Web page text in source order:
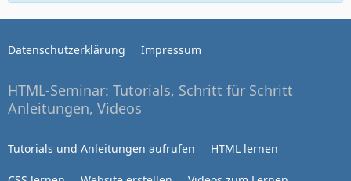
Datenschutzerklärung Impressum
HTML-Seminar: Tutorials, Schritt für Schritt
Anleitungen, Videos
Tutorials und Anleitungen aufrufen HTML lernen